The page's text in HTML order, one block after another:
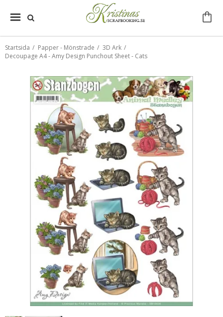
Startsida / Papper - Mönstrade / 3D Ark /
Decoupage A4 - Amy Design Punchout Sheet - Cats